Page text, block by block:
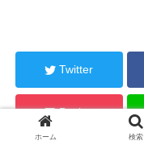
Twitter
Pocket
ホーム 検索